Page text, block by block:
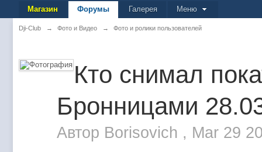
Магазин Форумы Галерея Меню
Dji-Club → Фото и Видео → Фото и ролики пользователей
Кто снимал
Бронницами
Автор Borisovich , Mar 29